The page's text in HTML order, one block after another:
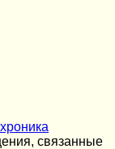
связанные